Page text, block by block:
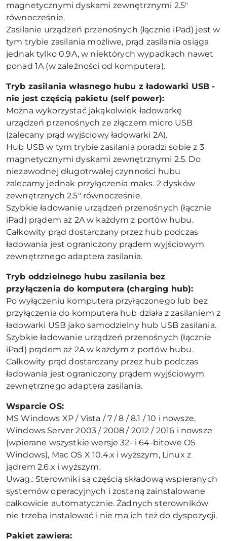
magnetycznymi dyskami zewnętrznymi 2.5"
równocześnie.
Zasilanie urządzeń przenośnych (łącznie iPad) jest w
tym trybie zasilania możliwe, prąd zasilania osiąga
jednak tylko 0.9A, w niektórych wypadkach nawet
ponad 1A (w zależności od komputera).
Tryb zasilania własnego hubu z ładowarki USB -
nie jest częścią pakietu (self power):
Można wykorzystać jakąkolwiek ładowarkę
urządzeń przenośnych ze złączem micro USB
(zalecany prąd wyjściowy ładowarki 2A).
Hub USB w tym trybie zasilania poradzi sobie z 3
magnetycznymi dyskami zewnętrznymi 2.5. Do
niezawodnej długotrwałej czynności hubu
zalecamy jednak przyłączenia maks. 2 dysków
zewnętrznych 2.5" równocześnie.
Szybkie ładowanie urządzeń przenośnych (łącznie
iPad) prądem aż 2A w każdym z portów hubu.
Całkowity prąd dostarczany przez hub podczas
ładowania jest ograniczony prądem wyjściowym
zewnętrznego adaptera zasilania.
Tryb oddzielnego hubu zasilania bez
przyłączenia do komputera (charging hub):
Po wyłączeniu komputera przyłączonego lub bez
przyłączenia do komputera hub działa z zasilaniem z
ładowarki USB jako samodzielny hub USB zasilania.
Szybkie ładowanie urządzeń przenośnych (łącznie
iPad) prądem aż 2A w każdym z portów hubu.
Całkowity prąd dostarczany przez hub podczas
ładowania jest ograniczony prądem wyjściowym
zewnętrznego adaptera zasilania.
Wsparcie OS:
MS Windows XP / Vista / 7 / 8 / 8.1 / 10 i nowsze,
Windows Server 2003 / 2008 / 2012 / 2016 i nowsze
(wpierane wszystkie wersje 32- i 64-bitowe OS
Windows), Mac OS X 10.4.x i wyższym, Linux z
jądrem 2.6.x i wyższym.
Uwag.: Sterowniki są częścią składową wspieranych
systemów operacyjnych i zostaną zainstalowane
całkowicie automatycznie. Żadnych sterowników
nie trzeba instalować i nie ma ich też do dyspozycji.
Pakiet zawiera: